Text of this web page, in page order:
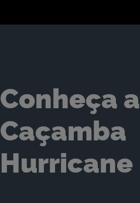
Conheça a
Caçamba
Hurricane